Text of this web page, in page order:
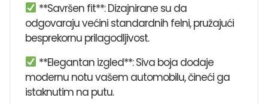
**Savršen fit**: Dizajnirane su da
odgovaraju većini standardnih felni, pružajući
besprekornu prilagodljivost.
**Elegantan izgled**: Siva boja dodaje
modernu notu vašem automobilu, čineći ga
istaknutim na putu.